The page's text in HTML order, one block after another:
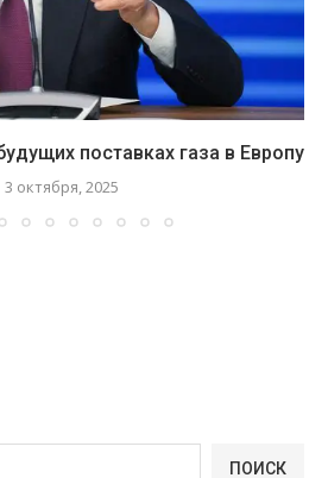
поставках газа в Европу
3 октября, 2025
ПОИСК